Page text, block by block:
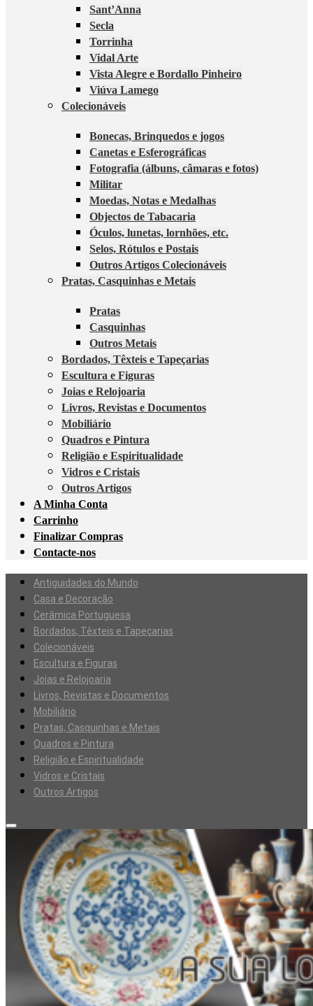
Sant’Anna
Secla
Torrinha
Vidal Arte
Vista Alegre e Bordallo Pinheiro
Viúva Lamego
Colecionáveis
Bonecas, Brinquedos e jogos
Canetas e Esferográficas
Fotografia (álbuns, câmaras e fotos)
Militar
Moedas, Notas e Medalhas
Objectos de Tabacaria
Óculos, lunetas, lornhões, etc.
Selos, Rótulos e Postais
Outros Artigos Colecionáveis
Pratas, Casquinhas e Metais
Pratas
Casquinhas
Outros Metais
Bordados, Têxteis e Tapeçarias
Escultura e Figuras
Joias e Relojoaria
Livros, Revistas e Documentos
Mobiliário
Quadros e Pintura
Religião e Espiritualidade
Vidros e Cristais
Outros Artigos
A Minha Conta
Carrinho
Finalizar Compras
Contacte-nos
Antiguidades do Mundo
Casa e Decoração
Cerâmica Portuguesa
Bordados, Têxteis e Tapeçarias
Colecionáveis
Escultura e Figuras
Joias e Relojoaria
Livros, Revistas e Documentos
Mobiliário
Pratas, Casquinhas e Metais
Quadros e Pintura
Religião e Espiritualidade
Vidros e Cristais
Outros Artigos